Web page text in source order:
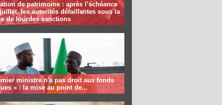
de patrimoine : après l’échéance
les autorités défaillantes sous la
de lourdes sanctions
ministre n'a pas droit aux fonds
» : la mise au point de...